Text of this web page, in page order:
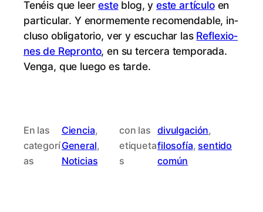
Te­néis que leeres­teblog, y es­te ar­tícu­loen
par­ti­cu­lar. Y enor­me­men­te re­co­men­da­ble, in­
clu­so obli­ga­to­rio, ver y es­cu­char las Re­fle­xio­
nes de Re­pron­to, en su ter­ce­ra tem­po­ra­da.
Ven­ga, que lue­go es tarde.
En las
categorí
as
Ciencia
General
Noticias
con las
etiqueta
s
divulgación
filosofía, sentido
común